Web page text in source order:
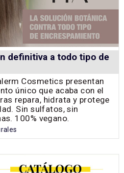
definitiva a todo tipo de
Cosmetics presentan
único que acaba con el
repara, hidrata y protege
Sin sulfatos, sin
100% vegano.